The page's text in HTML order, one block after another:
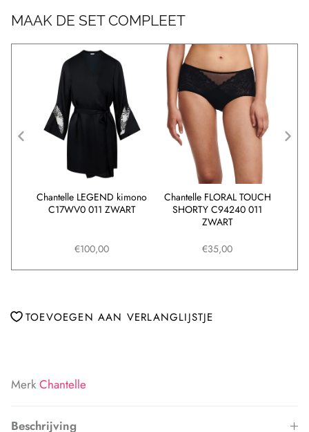
MAAK DE SET COMPLEET
Chantelle FLORAL TOUCH
SHORTY C94240 011
ZWART
€35,00
Chantelle LEGEND kimono
C17WV0 011 ZWART
€100,00
TOEVOEGEN AAN VERLANGLIJSTJE
Merk Chantelle
Beschrijving